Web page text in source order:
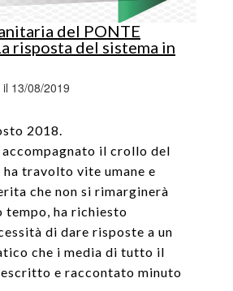
del PONTE
risposta del sistema in
13/08/2019
2018.
il crollo del
travolto vite umane e
che non si rimarginerà
tempo, ha richiesto
di dare risposte a un
che i media di tutto il
e raccontato minuto